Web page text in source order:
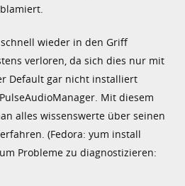
wieder in den Griff
verloren, da sich dies nur mit
Default gar nicht installiert
Mit diesem
alles wissenswerte über seinen
(Fedora: yum install
Probleme zu diagnostizieren: